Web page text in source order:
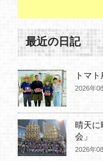
最近の日記
トマ
2026年
晴天に
会」
2026年